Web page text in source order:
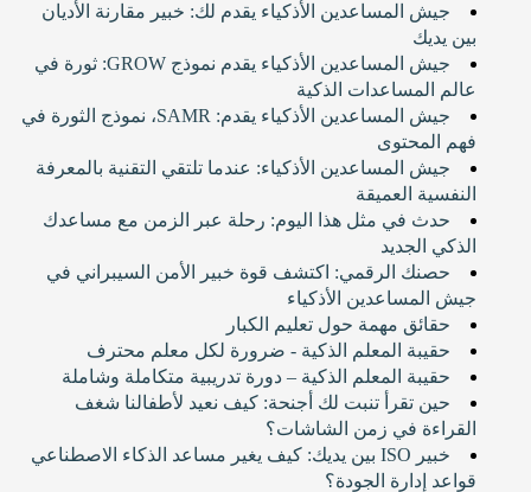
جيش المساعدين الأذكياء يقدم لك: خبير مقارنة الأديان
بين يديك
جيش المساعدين الأذكياء يقدم نموذج GROW: ثورة في
عالم المساعدات الذكية
جيش المساعدين الأذكياء يقدم: SAMR، نموذج الثورة في
فهم المحتوى
جيش المساعدين الأذكياء: عندما تلتقي التقنية بالمعرفة
النفسية العميقة
حدث في مثل هذا اليوم: رحلة عبر الزمن مع مساعدك
الذكي الجديد
حصنك الرقمي: اكتشف قوة خبير الأمن السيبراني في
جيش المساعدين الأذكياء
حقائق مهمة حول تعليم الكبار
حقيبة المعلم الذكية - ضرورة لكل معلم محترف
حقيبة المعلم الذكية – دورة تدريبية متكاملة وشاملة
حين تقرأ تنبت لك أجنحة: كيف نعيد لأطفالنا شغف
القراءة في زمن الشاشات؟
خبير ISO بين يديك: كيف يغير مساعد الذكاء الاصطناعي
قواعد إدارة الجودة؟